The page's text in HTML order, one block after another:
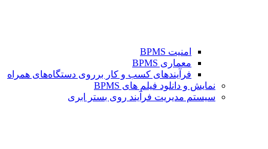
امنیت BPMS
معماری BPMS
فرآیندهای کسب و کار برروی دستگاه‌های همراه
نمایش و دانلود فیلم های BPMS
سیستم مدیریت فرآیند روی بستر ابری